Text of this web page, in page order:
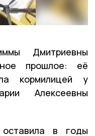
Дмитриевны
прошлое: её
кормилицей у
Алексеевны
в годы